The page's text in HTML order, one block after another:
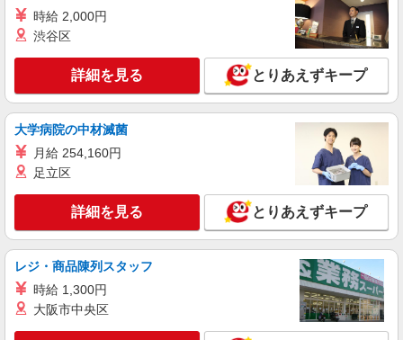
時給 2,000円
渋谷区
詳細を見る とりあえずキープ
大学病院の中材滅菌
月給 254,160円
足立区
詳細を見る とりあえずキープ
レジ・商品陳列スタッフ
時給 1,300円
大阪市中央区